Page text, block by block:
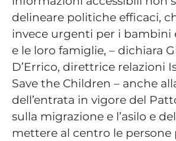
delineare politiche efficaci,
invece urgenti per i bambini
e le loro famiglie, – dichiara
D’Errico, direttrice relazioni
Save the Children – anche
dell’entrata in vigore del
sulla migrazione e l’asilo e
mettere al centro le persone